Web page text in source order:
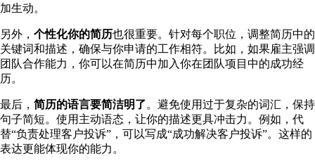
加生动。
另外， 个性化你的简历也很重要。针对每个职位，调整简历中的
关键词和描述，确保与你申请的工作相符。比如，如果雇主强调
团队合作能力，你可以在简历中加入你在团队项目中的成功经
历。
最后， 简历的语言要简洁明了。避免使用过于复杂的词汇，保持
句子简短。使用主动语态，让你的描述更具冲击力。例如，代
替“负责处理客户投诉”，可以写成“成功解决客户投诉”。这样的
表达更能体现你的能力。